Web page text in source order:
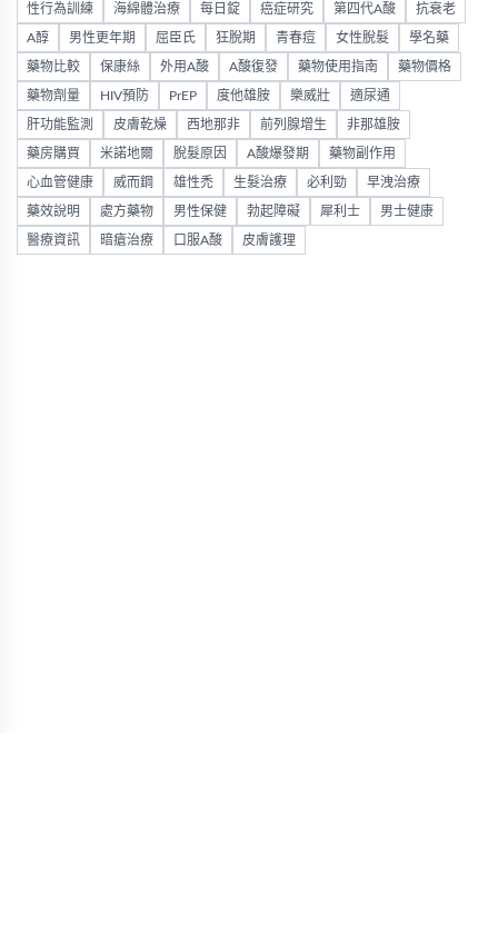
性行為訓練 海綿體治療 每日錠 癌症研究 第四代A酸 抗衰老
A醇 男性更年期 屈臣氏 狂脫期 青春痘 女性脫髮 學名藥
藥物比較 保康絲 外用A酸 A酸復發 藥物使用指南 藥物價格
藥物劑量 HIV預防 PrEP 度他雄胺 樂威壯 適尿通
肝功能監測 皮膚乾燥 西地那非 前列腺增生 非那雄胺
藥房購買 米諾地爾 脫髮原因 A酸爆發期 藥物副作用
心血管健康 威而鋼 雄性禿 生髮治療 必利勁 早洩治療
藥效說明 處方藥物 男性保健 勃起障礙 犀利士 男士健康
醫療資訊 暗瘡治療 口服A酸 皮膚護理